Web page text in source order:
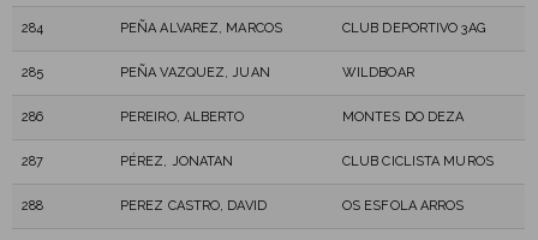
284 PEÑA ALVAREZ, MARCOS CLUB DEPORTIVO 3AG
285 PEÑA VAZQUEZ, JUAN WILDBOAR
286 PEREIRO, ALBERTO MONTES DO DEZA
287 PÉREZ, JONATAN CLUB CICLISTA MUROS
288 PEREZ CASTRO, DAVID OS ESFOLA ARROS